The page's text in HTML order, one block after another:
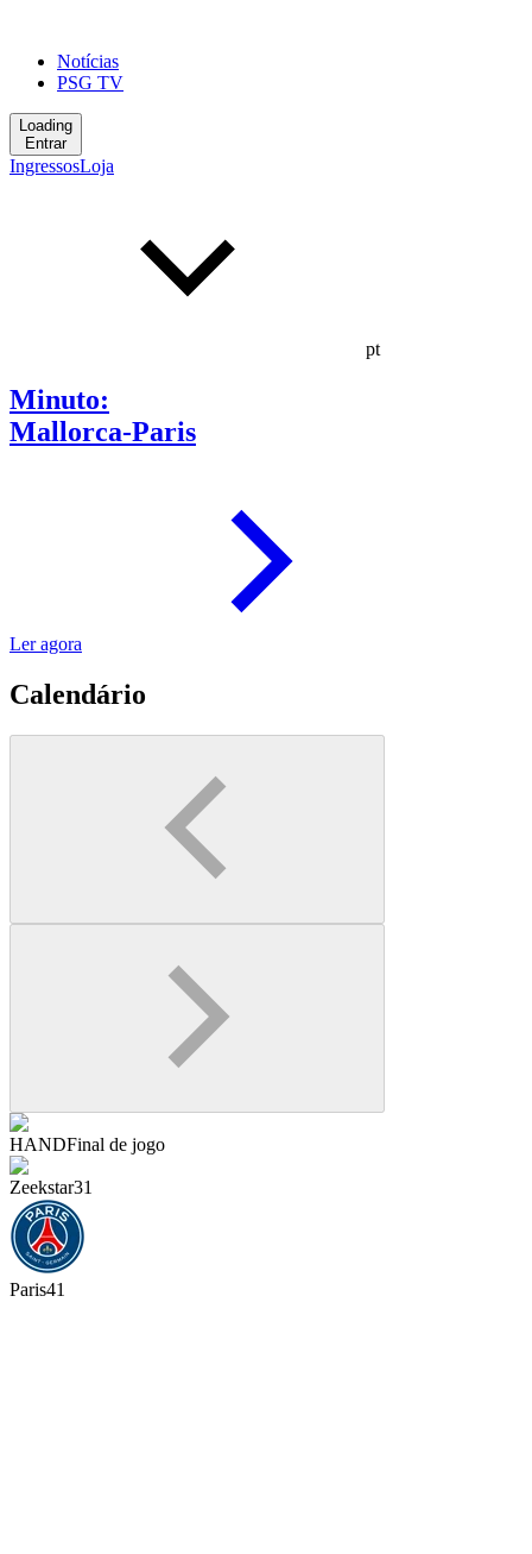
Notícias
PSG TV
Loading
Entrar
IngressosLoja
pt
Minuto:
Mallorca-Paris
Ler agora
Calendário
HANDFinal de jogo
Zeekstar31
Paris41